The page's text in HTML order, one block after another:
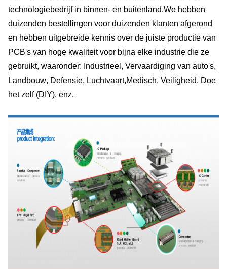
technologiebedrijf in binnen- en buitenland.We hebben
duizenden bestellingen voor duizenden klanten afgerond
en hebben uitgebreide kennis over de juiste productie van
PCB's van hoge kwaliteit voor bijna elke industrie die ze
gebruikt, waaronder: Industrieel , Vervaardiging van auto's,
Landbouw, Defensie, Luchtvaart,Medisch, Veiligheid, Doe
het zelf (DIY), enz.